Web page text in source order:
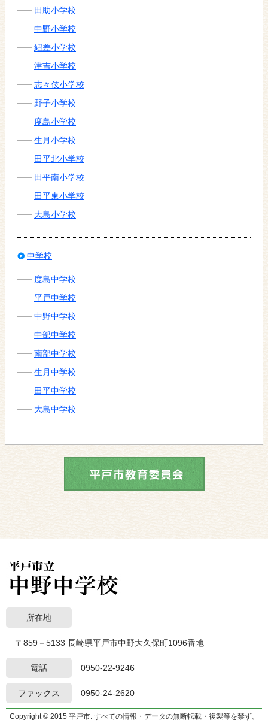
田助小学校
中野小学校
紐差小学校
津吉小学校
志々伎小学校
野子小学校
度島小学校
生月小学校
田平北小学校
田平南小学校
田平東小学校
大島小学校
中学校
度島中学校
平戸中学校
中野中学校
中部中学校
南部中学校
生月中学校
田平中学校
大島中学校
所在地
〒859－5133 長崎県平戸市中野大久保町1096番地
電話 0950-22-9246
ファックス 0950-24-2620
Copyright © 2015 平戸市. すべての情報・データの無断転載・複製等を禁ず。